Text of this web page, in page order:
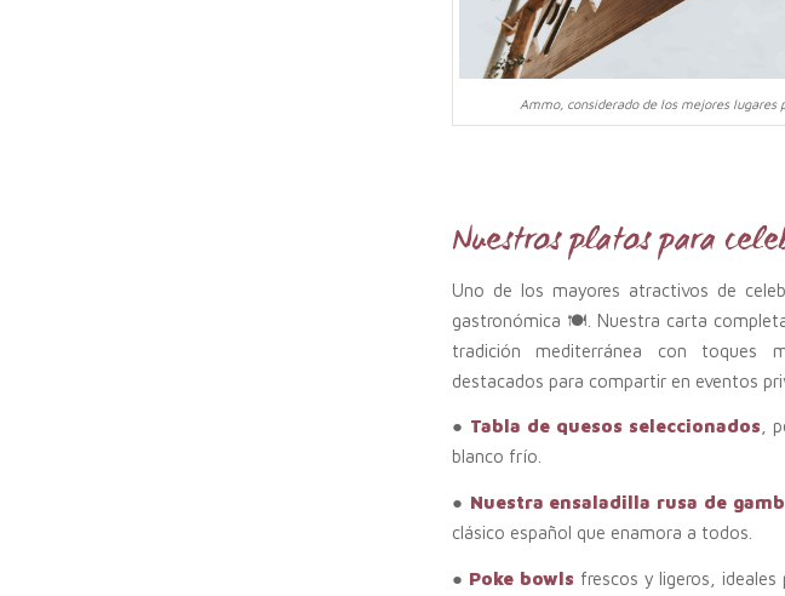
Ammo, considerado de los mejores lugares
Nuestros platos para
Uno de los mayores atractivos de
gastronómica 🍽️. Nuestra carta
tradición mediterránea con toques
destacados para compartir en eventos
● Tabla de quesos seleccionados,
blanco frío.
● Nuestra ensaladilla rusa de
clásico español que enamora a todos.
● Poke bowls frescos y ligeros, ideales